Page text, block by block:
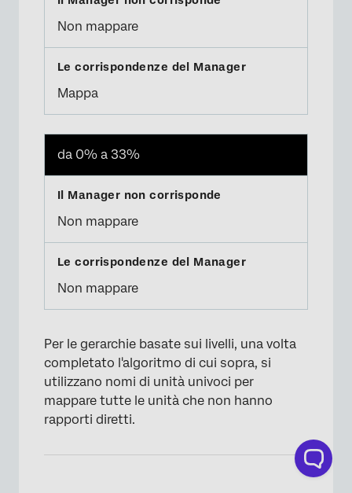
Non mappare
Mappa
da 0% a 33%
Non mappare
Non mappare
Per le gerarchie basate sui livelli, una volta
completato l'algoritmo di cui sopra, si
utilizzano nomi di unità univoci per
mappare tutte le unità che non hanno
rapporti diretti.